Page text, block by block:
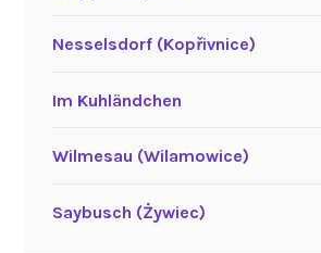
Nesselsdorf (Kopřivnice)
Im Kuhländchen
Wilmesau (Wilamowice)
Saybusch (Żywiec)